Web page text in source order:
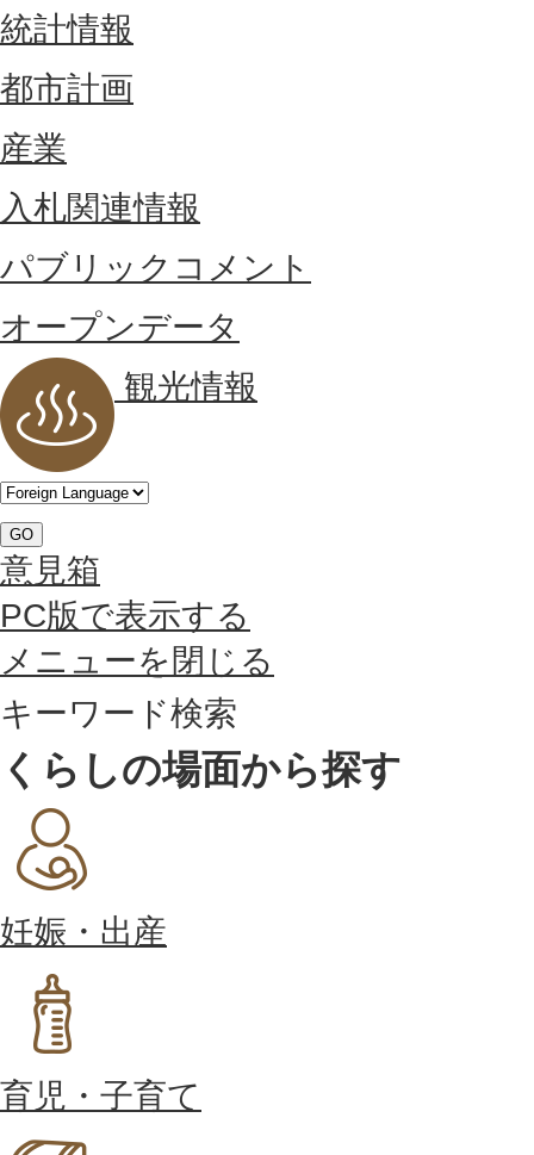
統計情報
都市計画
産業
入札関連情報
パブリックコメント
オープンデータ
観光情報
GO
意見箱
PC版で表示する
メニューを閉じる
キーワード検索
くらしの場面から探す
妊娠・出産
育児・子育て